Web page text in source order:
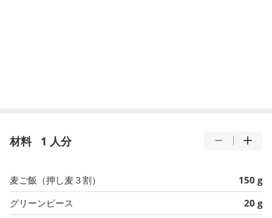
材料 1 人分
麦ご飯（押し麦３割）
150 g
グリーンピース
20 g